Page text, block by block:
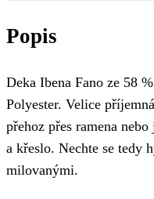
Popis
Deka Ibena Fano ze 58
Polyester. Velice
přehoz přes ramena
a křeslo. Nechte se tedy
milovanými.